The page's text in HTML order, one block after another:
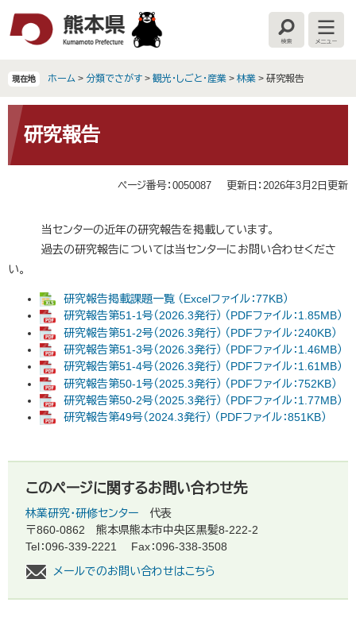
で
ば
検
索
メ
ニ
現在地 ホーム > 分類でさがす > 観光・しごと・産業 > 林業 > 研究報告
文 研究報告
ページ番号：0050087 更新日：2026年3月2日更新
当センターの近年の研究報告を掲載しています。
過去の研究報告については当センターにお問い合わせくださ
い。
研究報告掲載課題一覧 （Excelファイル：77KB）
研究報告第51-1号（2026.3発行） （PDFファイル：1.85MB）
研究報告第51-2号（2026.3発行） （PDFファイル：240KB）
研究報告第51-3号（2026.3発行） （PDFファイル：1.46MB）
研究報告第51-4号（2026.3発行） （PDFファイル：1.61MB）
研究報告第50-1号（2025.3発行） （PDFファイル：752KB）
研究報告第50-2号（2025.3発行） （PDFファイル：1.77MB）
研究報告第49号（2024.3発行） （PDFファイル：851KB）
このページに関するお問い合わせ先
林業研究・研修センター
代表
〒860-0862
熊本県熊本市中央区黒髪8-222-2
Tel：096-339-2221
Fax：096-338-3508
メールでのお問い合わせはこちら